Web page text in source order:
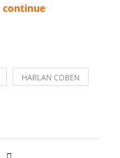
continue
HARLAN COBEN